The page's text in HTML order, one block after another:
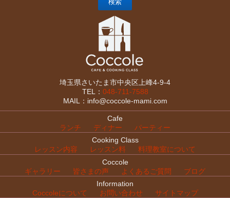
埼玉県さいたま市中央区上峰4-9-4
TEL： 048-711-7588
MAIL：info@coccole-mami.com
Cafe
ランチ
ディナー
パーティー
Cooking Class
レッスン内容
レッスン料
料理教室について
Coccole
ギャラリー
皆さまの声 よくあるご質問
ブログ
Information
Coccoleについて
お問い合わせ サイトマップ